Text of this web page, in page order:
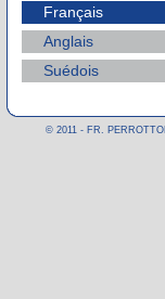
Français
Anglais
Suédois
© 2011 - FR.